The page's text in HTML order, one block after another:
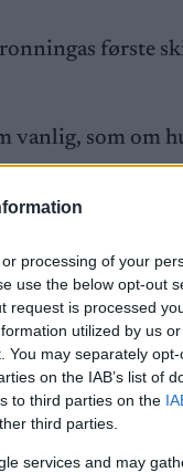
processing of your
use the below opt-out
request is processed
utilized by us
You may separately
on the IAB’s list of
to third parties on the
third parties.
services and may
første
vanlig, som om
på
enn jeg trodde,
målgang.